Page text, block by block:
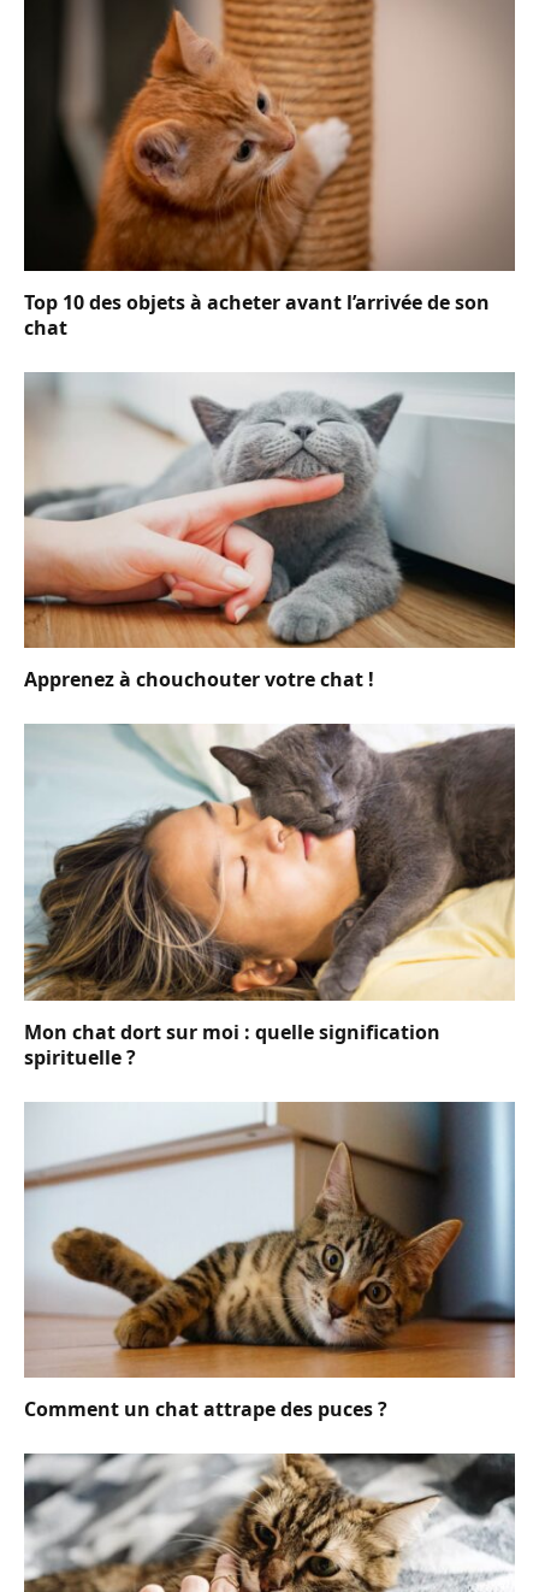
Top 10 des objets à acheter avant l’arrivée de son
chat
Apprenez à chouchouter votre chat !
Mon chat dort sur moi : quelle signification
spirituelle ?
Comment un chat attrape des puces ?